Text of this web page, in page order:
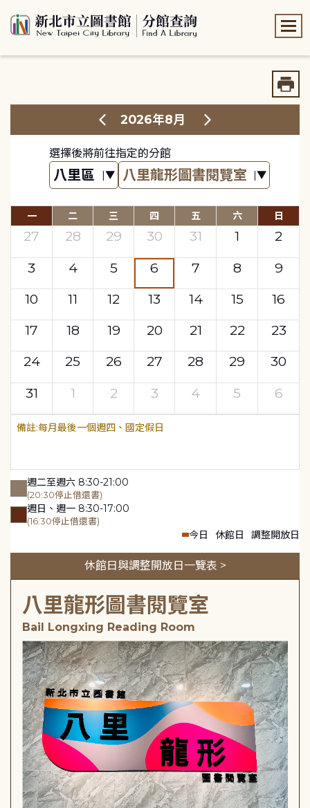
2026年8月
選擇後將前往指定的分館
一 二 三 四 五 六 日
27 28 29 30 31 1
2
3
4 5 6 7 8
9
10
11 12 13 14 15
16
17
18 19 20 21 22
23
24
25 26 27 28 29
30
31
1 2 3 4 5 6
每月最後一個週四、國定假日
週二至週六 8:30-21:00
(20:30停止借還書)
週日、週一 8:30-17:00
(16:30停止借還書)
今日 休館日 調整開放日
休館日與調整開放日一覽表 >
八里龍形圖書閱覽室
Bail Longxing Reading Room